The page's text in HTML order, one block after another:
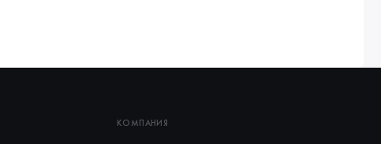
КОМПАНИЯ